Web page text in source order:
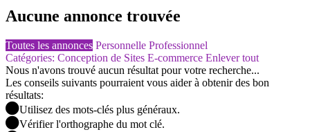
Aucune annonce trouvée
Toutes les annonces Personnelle Professionnel
Catégories: Conception de Sites E-commerce Enlever tout
Nous n'avons trouvé aucun résultat pour votre recherche...
Les conseils suivants pourraient vous aider à obtenir des bon
résultats:
Utilisez des mots-clés plus généraux.
Vérifier l'orthographe du mot clé.